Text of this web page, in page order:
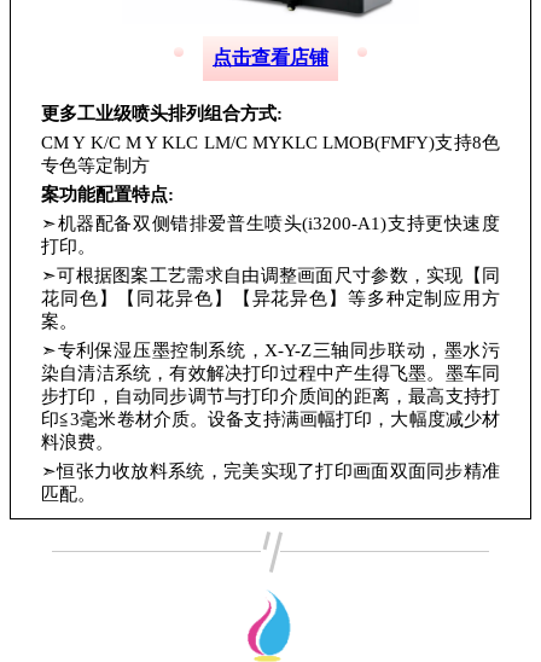
点击查看店铺
更多工业级喷头排列组合方式:
CM Y K/C M Y KLC LM/C MYKLC LMOB(FMFY)支持8色
专色等定制方
案功能配置特点:
➣机器配备双侧错排爱普生喷头(i3200-A1)支持更快速度
打印。
➣可根据图案工艺需求自由调整画面尺寸参数，实现【同
花同色】【同花异色】【异花异色】等多种定制应用方
案。
➣专利保湿压墨控制系统，X-Y-Z三轴同步联动，墨水污
染自清洁系统，有效解决打印过程中产生得飞墨。墨车同
步打印，自动同步调节与打印介质间的距离，最高支持打
印≦3毫米卷材介质。设备支持满画幅打印，大幅度减少材
料浪费。
➣恒张力收放料系统，完美实现了打印画面双面同步精准
匹配。